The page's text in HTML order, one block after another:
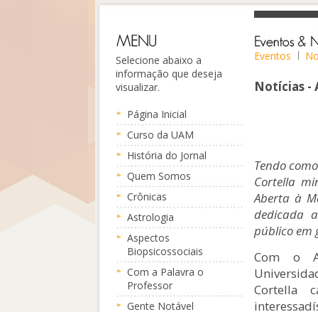
Selecione abaixo a
informação que deseja
visualizar.
Página Inicial
Curso da UAM
História do Jornal
Quem Somos
Crônicas
Astrologia
Aspectos
Biopsicossociais
Com a Palavra o
Professor
Gente Notável
Eventos
Notícias -
Tendo
Cortella
Aberta à
dedicada
público em
Com o
Cortella